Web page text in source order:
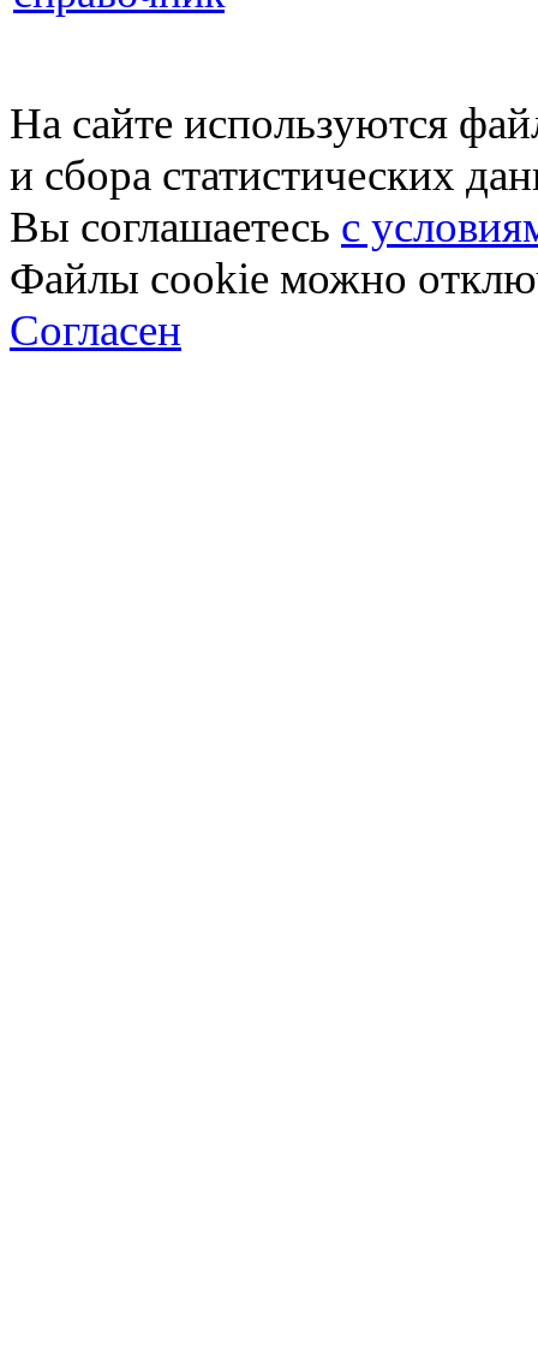
На сайте используются
и сбора статистических
Вы соглашаетесь с
Файлы cookie можно
Согласен